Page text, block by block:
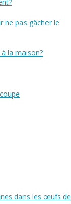
ne pas gâcher le
la maison?
dans les œufs de